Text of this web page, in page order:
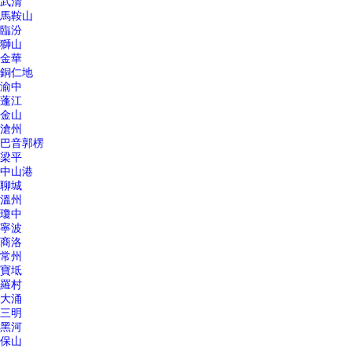
馬鞍山
臨汾
獅山
金華
銅仁地
渝中
蓬江
金山
滄州
巴音郭楞
梁平
中山港
聊城
溫州
瓊中
寧波
商洛
常州
寶坻
羅村
大涌
三明
黑河
保山